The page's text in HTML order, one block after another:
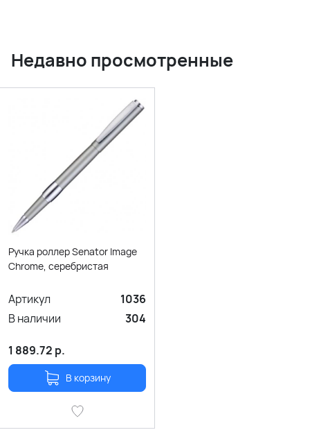
Недавно просмотренные
Ручка роллер Senator Image
Chrome, серебристая
Артикул
1036
В наличии
304
1 889.72 р.
В корзину